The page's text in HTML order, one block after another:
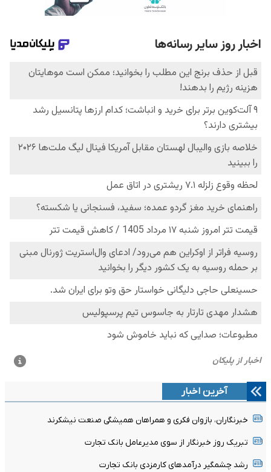
آخرین اخبار
خبرنگاران، بازوان فکری و همراهان همیشگی صنعت نیشکرند
تبریک روز خبرنگار از سوی مدیرعامل بانک تجارت
رشد چشمگیر درآمدهای کارمزدی بانک تجارت